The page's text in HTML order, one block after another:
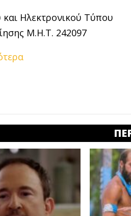
Ηλεκτρονικού Τύπου
Μ.Η.Τ. 242097